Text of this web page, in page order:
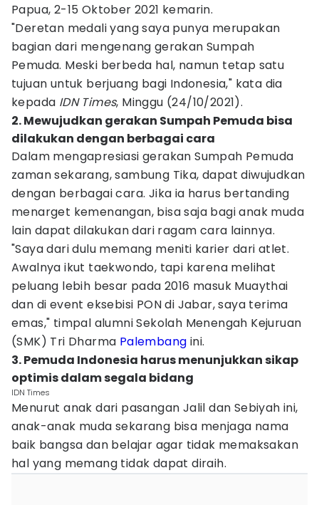
Papua, 2-15 Oktober 2021 kemarin.
"Deretan medali yang saya punya merupakan
bagian dari mengenang gerakan Sumpah
Pemuda. Meski berbeda hal, namun tetap satu
tujuan untuk berjuang bagi Indonesia," kata dia
kepada IDN Times, Minggu (24/10/2021).
2. Mewujudkan gerakan Sumpah Pemuda bisa
dilakukan dengan berbagai cara
Dalam mengapresiasi gerakan Sumpah Pemuda
zaman sekarang, sambung Tika, dapat diwujudkan
dengan berbagai cara. Jika ia harus bertanding
menarget kemenangan, bisa saja bagi anak muda
lain dapat dilakukan dari ragam cara lainnya.
"Saya dari dulu memang meniti karier dari atlet.
Awalnya ikut taekwondo, tapi karena melihat
peluang lebih besar pada 2016 masuk Muaythai
dan di event eksebisi PON di Jabar, saya terima
emas," timpal alumni Sekolah Menengah Kejuruan
(SMK) Tri Dharma Palembang ini.
3. Pemuda Indonesia harus menunjukkan sikap
optimis dalam segala bidang
IDN Times
Menurut anak dari pasangan Jalil dan Sebiyah ini,
anak-anak muda sekarang bisa menjaga nama
baik bangsa dan belajar agar tidak memaksakan
hal yang memang tidak dapat diraih.